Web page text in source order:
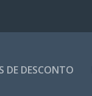
DE DESCONTO